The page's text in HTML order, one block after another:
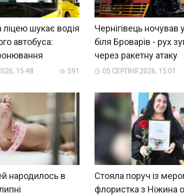
шукає водія
автобуса:
15:48 591
Чернігівець ночував
біля Броварів - рух
через ракетну атаку
05 СЕРПНЯ 2026, 15:01
народилось в
Стояла поруч із
флористка з Ніжина